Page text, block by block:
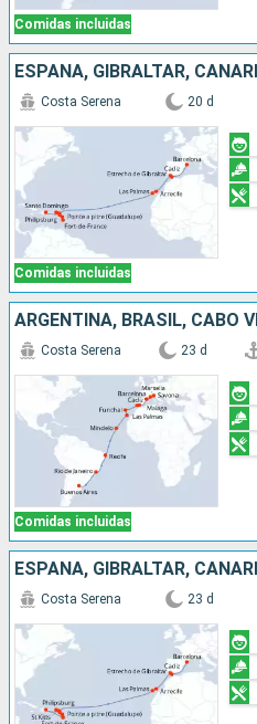
Comidas incluidas
Comidas incluidas
Costa Serena 20 d
Comidas incluidas
Costa Serena 23 d
Costa Serena 23 d